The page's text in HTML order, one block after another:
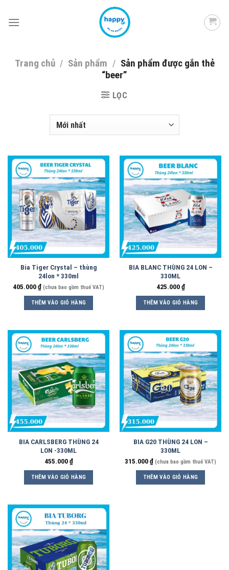
Trang chủ / Sản phẩm / Sản phẩm được gắn thẻ
“beer”
LỌC
Bia Tiger Crystal – thùng
24lon * 330ml
405.000₫ (chưa bao gồm thuế VAT)
THÊM VÀO GIỎ HÀNG
BIA BLANC THÙNG 24 LON –
330ML
425.000₫
THÊM VÀO GIỎ HÀNG
BIA CARLSBERG THÙNG 24
LON -330ML
455.000₫
THÊM VÀO GIỎ HÀNG
BIA G20 THÙNG 24 LON –
330ML
315.000₫ (chưa bao gồm thuế VAT)
THÊM VÀO GIỎ HÀNG